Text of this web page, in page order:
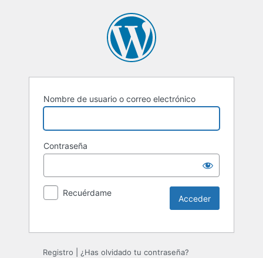
Nombre de usuario o correo electrónico
Contraseña
Recuérdame
Registro ¿Has olvidado tu contraseña?